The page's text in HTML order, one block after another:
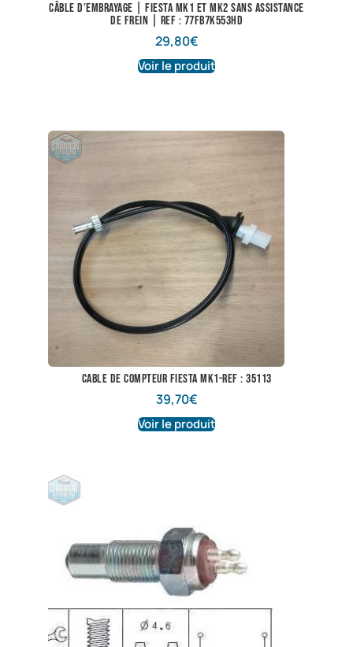
Câble d’embrayage | Fiesta Mk1 et Mk2 sans assistance
de frein | Ref : 77FB7K553HD
29,80€
Voir le produit
cable de compteur fiesta mk1-ref : 35113
39,70€
Voir le produit